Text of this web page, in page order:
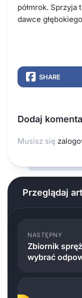
półmrok.
dawce
SHARE
Dodaj
Musisz się
Przeglądaj
NASTĘPNY
Zbiornik
wybrać